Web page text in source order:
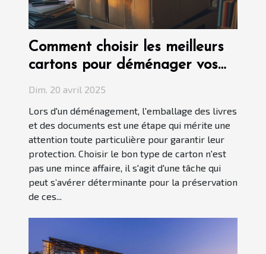
Comment choisir les meilleurs
cartons pour déménager vos
livres et documents
Dim. 20 avril 2025
Lors d'un déménagement, l'emballage des livres
et des documents est une étape qui mérite une
attention toute particulière pour garantir leur
protection. Choisir le bon type de carton n'est
pas une mince affaire, il s'agit d'une tâche qui
peut s’avérer déterminante pour la préservation
de ces...